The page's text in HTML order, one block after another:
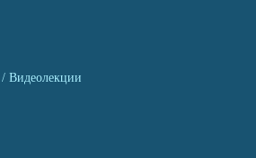
Видеолекции